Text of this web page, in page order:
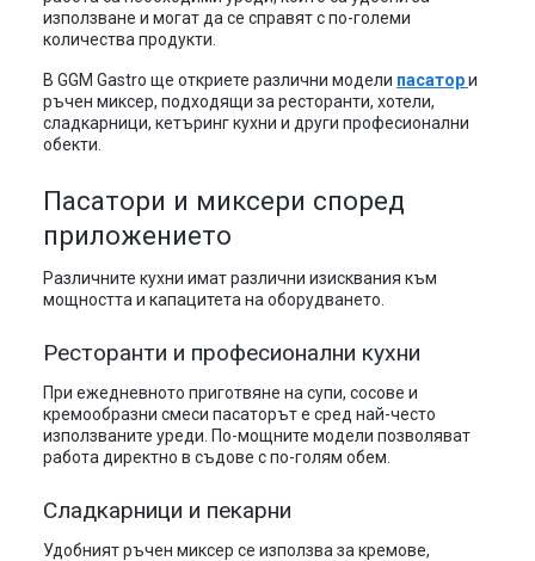
използване и могат да се справят с по-големи
количества продукти.
В GGM Gastro ще откриете различни модели пасатори
ръчен миксер, подходящи за ресторанти, хотели,
сладкарници, кетъринг кухни и други професионални
обекти.
Пасатори и миксери според
приложението
Различните кухни имат различни изисквания към
мощността и капацитета на оборудването.
Ресторанти и професионални кухни
При ежедневното приготвяне на супи, сосове и
кремообразни смеси пасаторът е сред най-често
използваните уреди. По-мощните модели позволяват
работа директно в съдове с по-голям обем.
Сладкарници и пекарни
Удобният ръчен миксер се използва за кремове,